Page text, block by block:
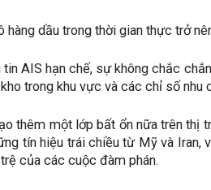
dầu trong thời gian thực trở
AIS hạn chế, sự không chắc
trong khu vực và các chỉ số nhu
thêm một lớp bất ổn nữa trên thị
tín hiệu trái chiều từ Mỹ và Iran,
của các cuộc đàm phán.